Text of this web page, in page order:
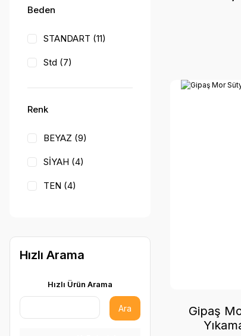
70 TL - 80 TL (1)
Beden
STANDART (11)
Std (7)
Renk
BEYAZ (9)
SİYAH (4)
TEN (4)
FUŞYA (1)
KARISIKRENK (1)
Hızlı Arama
Hızlı Ürün Arama
Ara
Gipaş